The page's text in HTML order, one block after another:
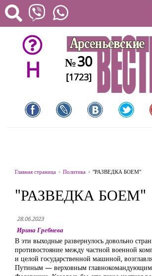
H №30
[1723]
Главная страница Политика "РАЗВЕДКА БОЕМ"
"РАЗВЕДКА БОЕМ"
28.06.2023
Ирина Гребнева
В эти выходные развернулось довольно
противостояние между частной военной
и целой государственной машиной,
Путиным — верховным главнокомандующим